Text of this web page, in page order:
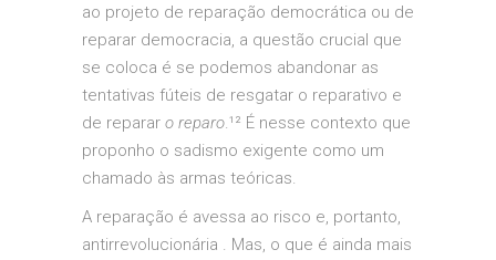
ao projeto de reparação democrática ou de
reparar democracia, a questão crucial que
se coloca é se podemos abandonar as
tentativas fúteis de resgatar o reparativo e
de reparar o reparo.¹² É nesse contexto que
proponho o sadismo exigente como um
chamado às armas teóricas.
A reparação é avessa ao risco e, portanto,
antirrevolucionária . Mas, o que é ainda mais